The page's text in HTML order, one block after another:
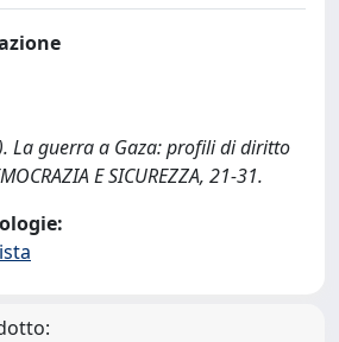
La guerra a Gaza: profili di diritto
E SICUREZZA, 21-31.